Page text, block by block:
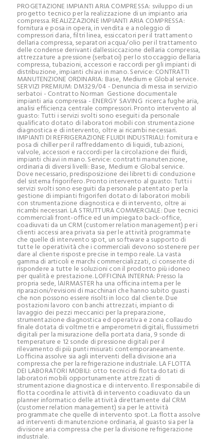
PROGETAZIONE IMPIANTI ARIA COMPRESSA: sviluppo di un
progetto tecnico per la realizzazione di un impianto aria
compressa. REALIZZAZIONE IMPIANTI ARIA COMPRESSA:
fornitura e posa in opera, in vendita e a noleggio di
compressori daria, filtri linea, essiccatori per il trattamento
dellaria compressa, separatori acqua/olio per il trattamento
delle condense derivanti dallessiccazione dellaria compressa,
attrezzature a pressione (serbatoi) per lo stoccaggio dellaria
compressa, tubazioni, accessori e raccordi per gli impianti di
distribuzione, impianti chiavi in mano. Service: CONTRATTI
MANUTENZIONE ORDINARIA: Base, Medium e Global service.
SERVIZI PREMIUM: DM329/04 - Denuncia di messa in servizio
serbatoi - Contratto Norman  Gestione documentale
impianti aria compressa - ENERGY SAVING  ricerca fughe aria,
analisi efficienza centrale compressori. Pronto intervento al
guasto: Tutti i servizi svolti sono eseguiti da personale
qualificato dotato di laboratori mobili con strumentazione
diagnostica e di intervento, oltre ai ricambi necessari.
IMPIANTI DI REFRIGERAZIONE FLUIDI INDUSTRIALI: fornitura e
posa di chiller per il raffreddamento di liquidi, tubazioni,
valvole, accessori e raccordi per la circolazione dei fluidi,
impianti chiavi in mano. Service: contratti manutenzione,
ordinaria di diversi livelli: Base, Medium e Global service.
Dove necessario, predisposizione dei libretti di conduzione
del sistema frigorifero. Pronto intervento al guasto: Tutti i
servizi svolti sono eseguiti da personale patentato per la
gestione di impianti frigoriferi dotato di laboratori mobili
con strumentazione diagnostica e di intervento, oltre ai
ricambi necessari. LA STRUTTURA COMMERCIALE: Due tecnici
commerciali front-office ed un impiegato back-office,
coadiuvati da un CRM (customer relation management) per i
clienti accessi area privata sia per le attività programmate
che quelle di intervento spot, un software a supporto di
tutte le operatività che i commerciali devono sostenere per
dare al cliente risposte precise in tempo reale. La vasta
gamma di articoli e marchi commercializzati, ci consente di
rispondere a tutte le soluzioni con il prodotto più idoneo
per qualità e prestazione. LOFFICINA INTERNA: Presso la
propria sede, lAIRMASTER ha una officina interna per le
riparazioni/revisioni di macchinari che hanno subito guasti
che non possono essere risolti in loco dal cliente. Due
postazioni lavoro con banchi attrezzati, impianto di
lavaggio dei pezzi meccanici per la preparazione,
strumentazione diagnostica ed operativa e zona collaudo
finale dotata di voltmetri e amperometri digitali, flusssimetri
digitali per la misurazione della portata daria, 9 sonde di
temperature e 12 sonde di pressione digitali per il
rilevamento di più punti misurati contemporaneamente.
Lofficina assolve sia agli interventi della divisione aria
compressa che per la refrigerazione industriale. LA FLOTTA
DEI LABORATORI MOBILI: otto tecnici di flotta dotati di
laboratori mobili opportunamente attrezzati di
strumentazione diagnostica e di intervento. Il responsabile di
flotta coordina le attività di intervento coadiuvato da un
planner informatico delle attività direttamente dal CRM
(customer relation management) sia per le attività
programmate che quelle di intervento spot. La flotta assolve
ad interventi di manutenzione ordinaria, al guasto sia per la
divisione aria compressa che per la divisione refrigerazione
industriale.